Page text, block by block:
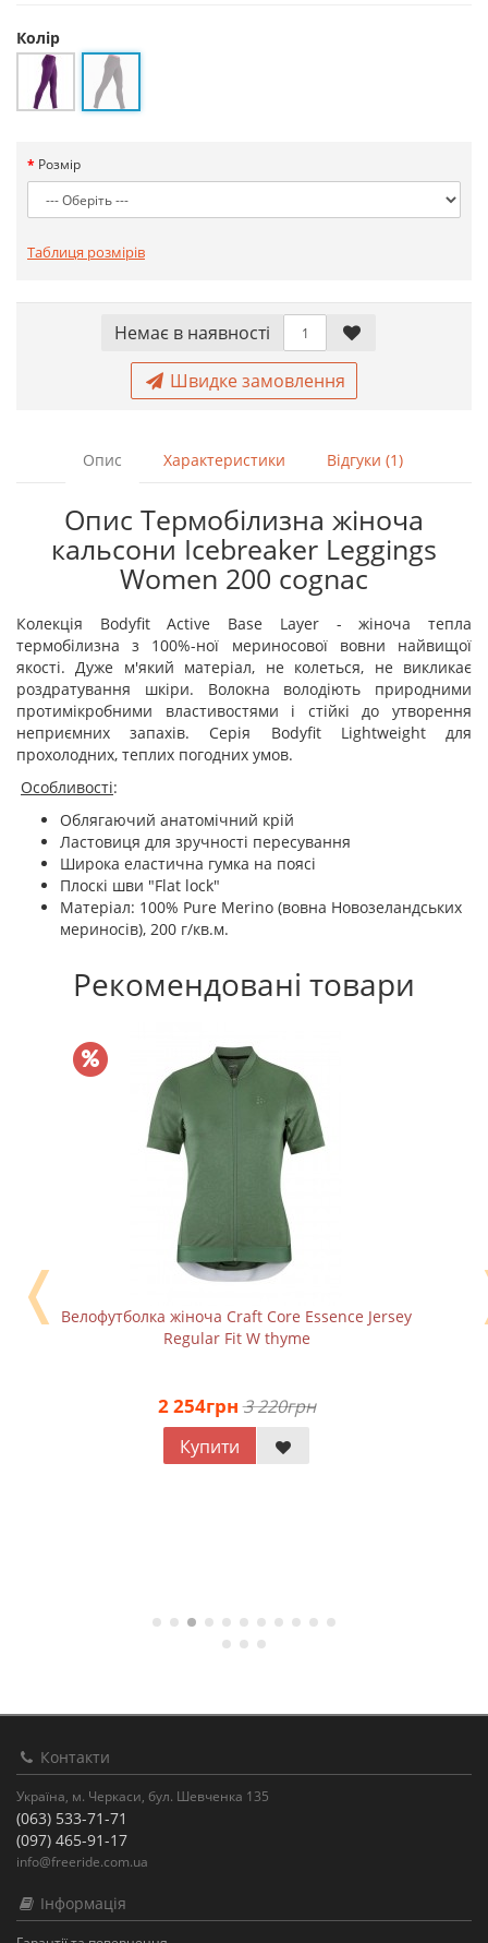
Колір
Розмір
Таблиця розмірів
Немає в наявностi
Швидке замовлення
Опис Характеристики Відгуки (1)
Опис Термобілизна жіноча
кальсони Icebreaker Leggings
Women 200 cognac
Колекція Bodyfit Active Base Layer - жіноча тепла
термобілизна з 100%-ної мериносової вовни найвищої
якості. Дуже м'який матеріал, не колеться, не викликає
роздратування шкіри. Волокна володіють природними
протимікробними властивостями і стійкі до утворення
неприємних запахів. Серія Bodyfit Lightweight для
прохолодних, теплих погодних умов.
Особливості:
Облягаючий анатомічний крій
Ластовиця для зручності пересування
Широка еластична гумка на поясі
Плоскі шви "Flat lock"
Матеріал: 100% Pure Merino (вовна Новозеландських
мериносів), 200 г/кв.м.
Рекомендовані товари
Велофутболка жіноча Craft Core Essence Jersey
Regular Fit W thyme
2 254грн 3 220грн
Купити
❬
Контакти
Україна, м. Черкаси, бул. Шевченка 135
(063) 533-71-71
(097) 465-91-17
info@freeride.com.ua
Інформація